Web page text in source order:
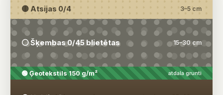
🟡 Atsijas 0/4 3–5 cm
⚪ Šķembas 0/45 blietētas 15–30 cm
🟢 Ģeotekstils 150 g/m² atdala grunti